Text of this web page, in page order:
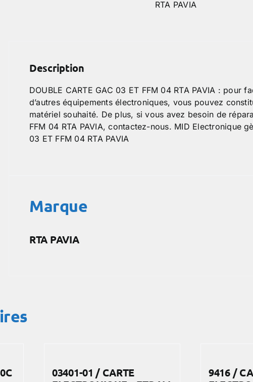
RTA PAVIA
Description
DOUBLE CARTE GAC 03 ET FFM 04 RTA PAVIA :
d’autres équipements électroniques, vous pouvez
matériel souhaité. De plus, si vous avez besoin de
FFM 04 RTA PAVIA, contactez-nous. MID Electronique
03 ET FFM 04 RTA PAVIA
Marque
RTA PAVIA
03401-01 / CARTE
9416 /